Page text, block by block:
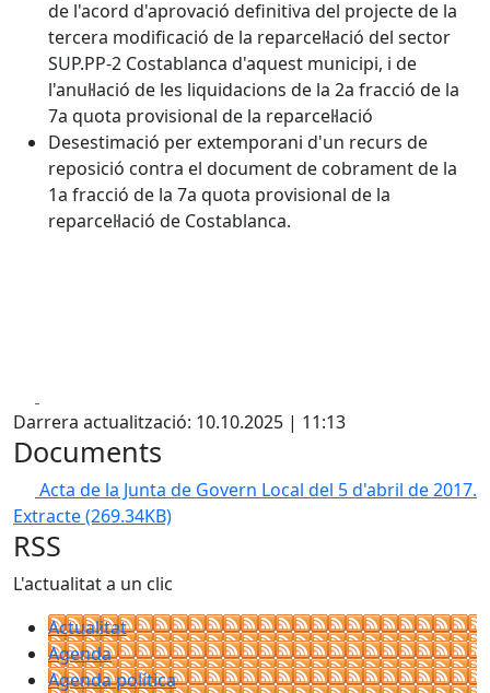
de l'acord d'aprovació definitiva del projecte de la
tercera modificació de la reparcel·lació del sector
SUP.PP-2 Costablanca d'aquest municipi, i de
l'anul·lació de les liquidacions de la 2a fracció de la
7a quota provisional de la reparcel·lació
Desestimació per extemporani d'un recurs de
reposició contra el document de cobrament de la
1a fracció de la 7a quota provisional de la
reparcel·lació de Costablanca.
Darrera actualització: 10.10.2025 | 11:13
Documents
Acta de la Junta de Govern Local del 5 d'abril de 2017.
Extracte(269.34KB)
RSS
L'actualitat a un clic
Actualitat
Agenda
Agenda política